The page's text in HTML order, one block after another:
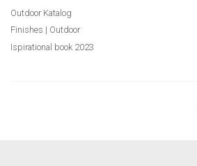
Outdoor Katalog
Finishes | Outdoor
Ispirational book 2023